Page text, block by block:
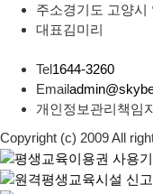
주소경기도 고양시
대표김미리
Tel1644-3260
Email
개인정보관리책임
Copyright (c) 2009 All